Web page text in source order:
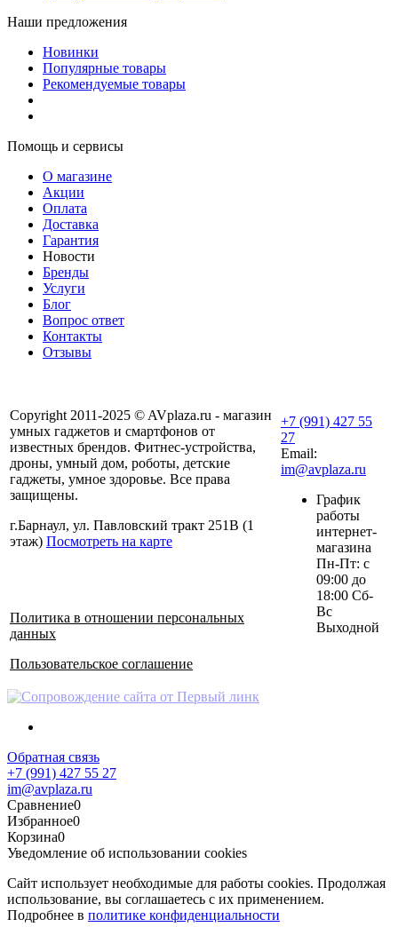
Наши предложения
Новинки
Популярные товары
Рекомендуемые товары
Помощь и сервисы
О магазине
Акции
Оплата
Доставка
Гарантия
Новости
Бренды
Услуги
Блог
Вопрос ответ
Контакты
Отзывы
Copyright 2011-2025 © AVplaza.ru - магазин
умных гаджетов и смартфонов от
известных брендов. Фитнес-устройства,
дроны, умный дом, роботы, детские
гаджеты, умное здоровье. Все права
защищены.
г.Барнаул, ул. Павловский тракт 251В (1
этаж) Посмотреть на карте
Политика в отношении персональных
данных
Пользовательское соглашение
+7 (991) 427 55
27
Email:
im@avplaza.ru
График
работы
интернет-
магазина
Пн-Пт: с
09:00 до
18:00 Сб-
Вс
Выходной
Обратная связь
+7 (991) 427 55 27
im@avplaza.ru
Сравнение0
Избранное0
Корзина0
Уведомление об использовании cookies
Сайт использует необходимые для работы cookies. Продолжая
использование, вы соглашаетесь с их применением.
Подробнее в политике конфиденциальности